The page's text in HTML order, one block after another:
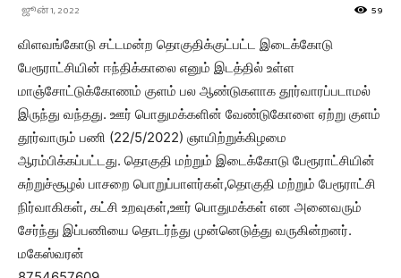
ஜூன் 1, 2022 59
விளவங்கோடு சட்டமன்ற தொகுதிக்குட்பட்ட இடைக்கோடு
பேரூராட்சியின் ஈந்திக்காலை எனும் இடத்தில் உள்ள
மாஞ்சோட்டுக்கோணம் குளம் பல ஆண்டுகளாக தூர்வாரப்படாமல்
இருந்து வந்தது. ஊர் பொதுமக்களின் வேண்டுகோளை ஏற்று குளம்
தூர்வாரும் பணி (22/5/2022) ஞாயிற்றுக்கிழமை
ஆரம்பிக்கப்பட்டது. தொகுதி மற்றும் இடைக்கோடு பேரூராட்சியின்
சுற்றுச்சூழல் பாசறை பொறுப்பாளர்கள்,தொகுதி மற்றும் பேரூராட்சி
நிர்வாகிகள், கட்சி உறவுகள்,ஊர் பொதுமக்கள் என அனைவரும்
சேர்ந்து இப்பணியை தொடர்ந்து முன்னெடுத்து வருகின்றனர்.
மகேஸ்வரன்